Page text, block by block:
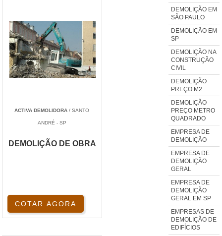
ACTIVA DEMOLIDORA / SANTO
ANDRÉ - SP
DEMOLIÇÃO DE OBRA
COTAR AGORA
DEMOLIÇÃO EM
SÃO PAULO
DEMOLIÇÃO EM
SP
DEMOLIÇÃO NA
CONSTRUÇÃO
CIVIL
DEMOLIÇÃO
PREÇO M2
DEMOLIÇÃO
PREÇO METRO
QUADRADO
EMPRESA DE
DEMOLIÇÃO
EMPRESA DE
DEMOLIÇÃO
GERAL
EMPRESA DE
DEMOLIÇÃO
GERAL EM SP
EMPRESAS DE
DEMOLIÇÃO DE
EDIFÍCIOS